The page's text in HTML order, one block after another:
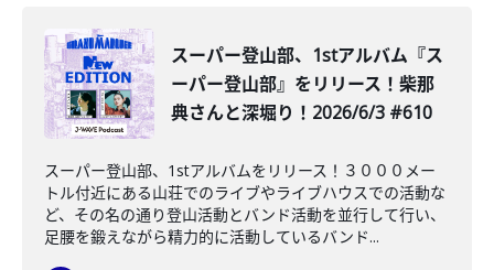
スーパー登山部、1stアルバム『ス
ーパー登山部』をリリース！柴那
典さんと深堀り！2026/6/3 #610
スーパー登山部、1stアルバムをリリース！３０００メー
トル付近にある山荘でのライブやライブハウスでの活動な
ど、その名の通り登山活動とバンド活動を並行して行い、
足腰を鍛えながら精力的に活動しているバンド...